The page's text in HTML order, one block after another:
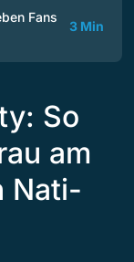
Fans
3 Min
So
am
Nati-